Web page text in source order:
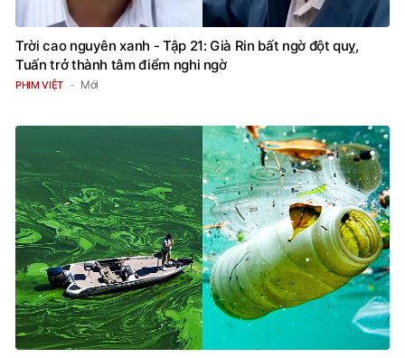
Trời cao nguyên xanh - Tập 21: Già Rin bất ngờ đột quỵ,
Tuấn trở thành tâm điểm nghi ngờ
PHIM VIỆT Mới